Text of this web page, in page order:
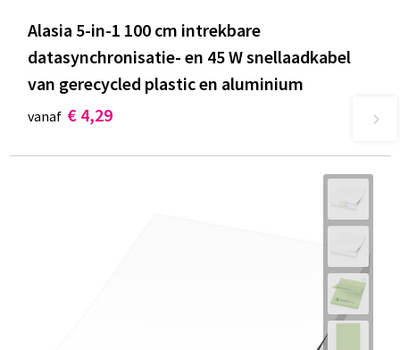
Alasia 5-in-1 100 cm intrekbare
datasynchronisatie- en 45 W snellaadkabel
van gerecycled plastic en aluminium
vanaf € 4,29